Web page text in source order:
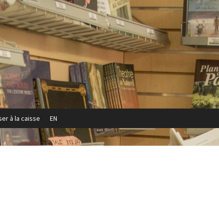
à la caisse EN
PolicyRefund and Returns PolicySample Page